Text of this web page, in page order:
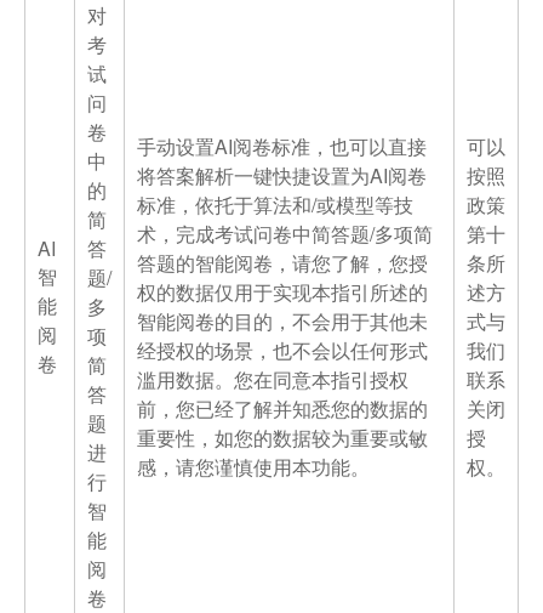
AI
智
能
阅
卷
对
考
试
问
卷
中
的
简
答
题/
多
项
简
答
题
进
行
智
能
阅
卷
手动设置AI阅卷标准，也可以直接
将答案解析一键快捷设置为AI阅卷
标准，依托于算法和/或模型等技
术，完成考试问卷中简答题/多项简
答题的智能阅卷，请您了解，您授
权的数据仅用于实现本指引所述的
智能阅卷的目的，不会用于其他未
经授权的场景，也不会以任何形式
滥用数据。您在同意本指引授权
前，您已经了解并知悉您的数据的
重要性，如您的数据较为重要或敏
感，请您谨慎使用本功能。
可以
按照
政策
第十
条所
述方
式与
我们
联系
关闭
授
权。